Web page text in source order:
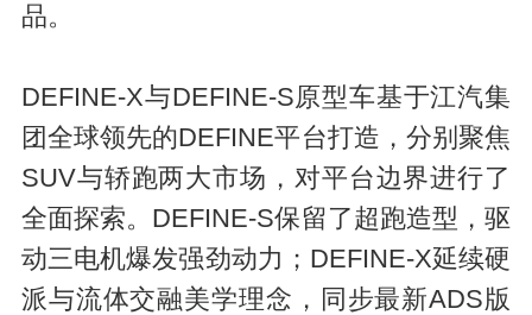
品。
DEFINE-X与DEFINE-S原型车基于江汽集
团全球领先的DEFINE平台打造，分别聚焦
SUV与轿跑两大市场，对平台边界进行了
全面探索。DEFINE-S保留了超跑造型，驱
动三电机爆发强劲动力；DEFINE-X延续硬
派与流体交融美学理念，同步最新ADS版